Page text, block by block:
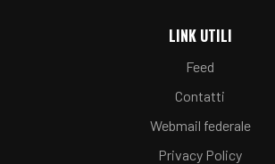
LINK UTILI
Feed
Contatti
Webmail federale
Privacy Policy